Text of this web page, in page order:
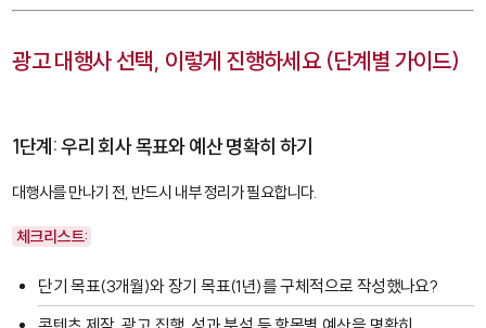
광고 대행사 선택, 이렇게 진행하세요 (단계별 가이드)
1단계: 우리 회사 목표와 예산 명확히 하기
대행사를 만나기 전, 반드시 내부 정리가 필요합니다.
체크리스트:
단기 목표(3개월)와 장기 목표(1년)를 구체적으로 작성했나요?